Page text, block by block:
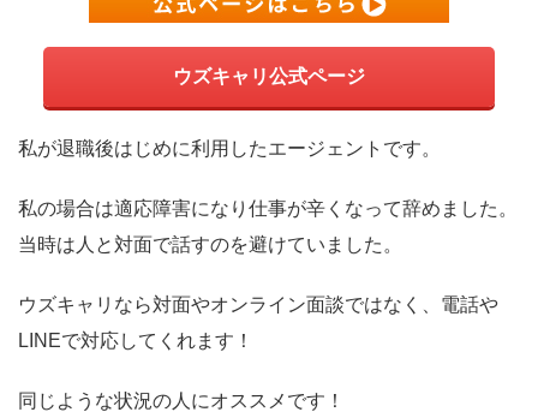
ウズキャリ公式ページ
私が退職後はじめに利用したエージェントです。
私の場合は適応障害になり仕事が辛くなって辞めました。
当時は人と対面で話すのを避けていました。
ウズキャリなら対面やオンライン面談ではなく、電話や
LINEで対応してくれます！
同じような状況の人にオススメです！